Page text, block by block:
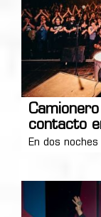
contacto
En dos